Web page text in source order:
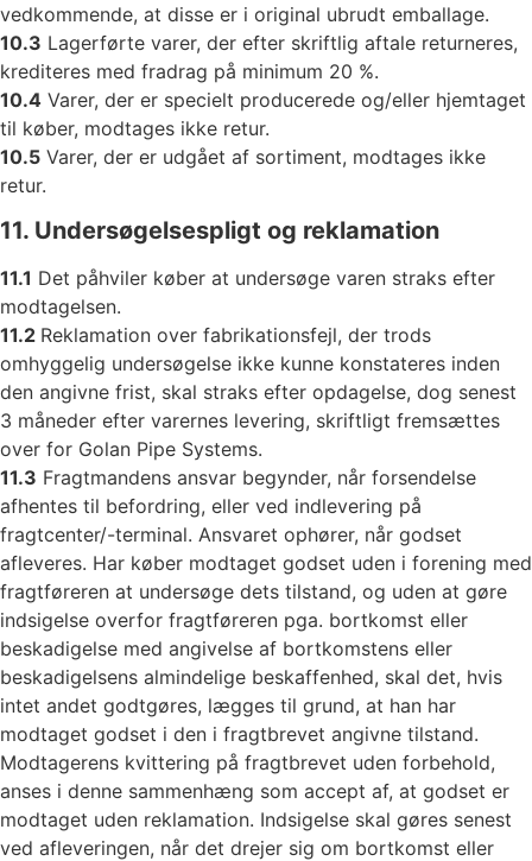
vedkommende, at disse er i original ubrudt emballage.
10.3 Lagerførte varer, der efter skriftlig aftale returneres,
krediteres med fradrag på minimum 20 %.
10.4 Varer, der er specielt producerede og/eller hjemtaget
til køber, modtages ikke retur.
10.5 Varer, der er udgået af sortiment, modtages ikke
retur.
11. Undersøgelsespligt og reklamation
11.1 Det påhviler køber at undersøge varen straks efter
modtagelsen.
11.2 Reklamation over fabrikationsfejl, der trods
omhyggelig undersøgelse ikke kunne konstateres inden
den angivne frist, skal straks efter opdagelse, dog senest
3 måneder efter varernes levering, skriftligt fremsættes
over for Golan Pipe Systems.
11.3 Fragtmandens ansvar begynder, når forsendelse
afhentes til befordring, eller ved indlevering på
fragtcenter/-terminal. Ansvaret ophører, når godset
afleveres. Har køber modtaget godset uden i forening med
fragtføreren at undersøge dets tilstand, og uden at gøre
indsigelse overfor fragtføreren pga. bortkomst eller
beskadigelse med angivelse af bortkomstens eller
beskadigelsens almindelige beskaffenhed, skal det, hvis
intet andet godtgøres, lægges til grund, at han har
modtaget godset i den i fragtbrevet angivne tilstand.
Modtagerens kvittering på fragtbrevet uden forbehold,
anses i denne sammenhæng som accept af, at godset er
modtaget uden reklamation. Indsigelse skal gøres senest
ved afleveringen, når det drejer sig om bortkomst eller